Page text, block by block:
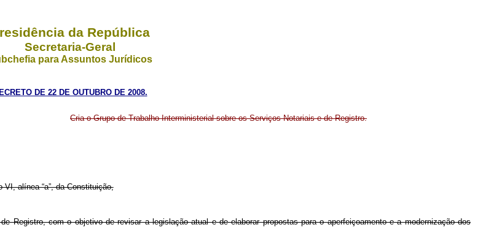
da República
Secretaria-Geral
para Assuntos Jurídicos
DE 22 DE OUTUBRO DE 2008.
Cria o Grupo de Trabalho Interministerial sobre os Serviços Notariais e de Registro.
alínea “a”, da Constituição,
Registro, com o objetivo de revisar a legislação atual e de elaborar propostas para o aperfeiçoamento e a modernização dos